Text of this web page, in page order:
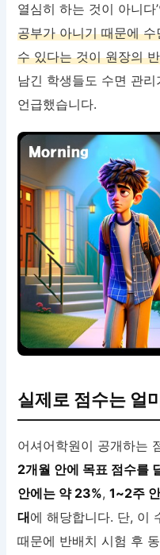
열심히 하는 것이 아니다
공부가 아니기 때문에
수 있다는 것이 원장의
남긴 학생들도 수면 관
언급했습니다.
실제로 점수는 얼
어셔어학원이 공개하는
2개월 안에 목표 점수를
안에는 약 23%,1~2주
대에 해당합니다. 단, 이
때문에 반배치 시험 후